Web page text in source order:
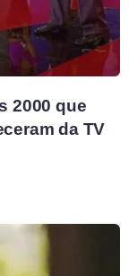
2000 que
da TV